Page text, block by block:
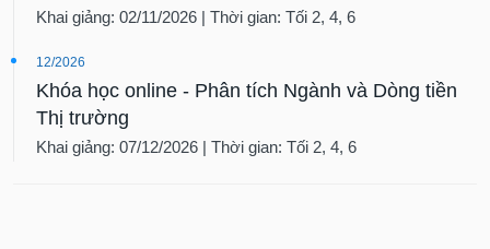
Khai giảng: 02/11/2026 | Thời gian: Tối 2, 4, 6
12/2026
Khóa học online - Phân tích Ngành và Dòng tiền
Thị trường
Khai giảng: 07/12/2026 | Thời gian: Tối 2, 4, 6